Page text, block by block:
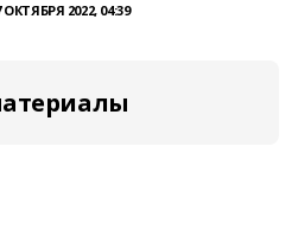
ОКТЯБРЯ 2022, 04:39